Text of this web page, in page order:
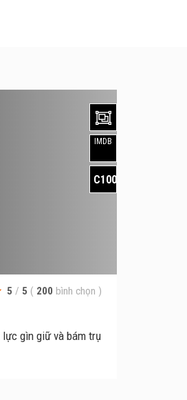
5 / 5 ( 200 bình chọn )
gìn giữ và bám trụ
IMDB
C100